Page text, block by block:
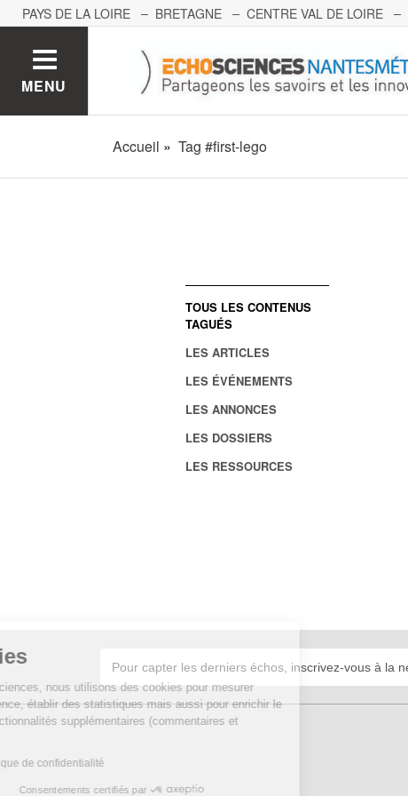
Sur Echosciences, nous utilisons des cookies pour mesurer
notre audience, établir des statistiques mais aussi pour enrichir le
site de fonctionnalités supplémentaires (commentaires et
Lire la politique de confidentialité
Consentements certifiés par
PAYS DE LA LOIRE BRETAGNE CENTRE VAL DE LOIRE
MENU
Accueil Tag #first-lego
TOUS LES CONTENUS
TAGUÉS
LES ARTICLES
LES ÉVÉNEMENTS
LES ANNONCES
LES DOSSIERS
LES RESSOURCES